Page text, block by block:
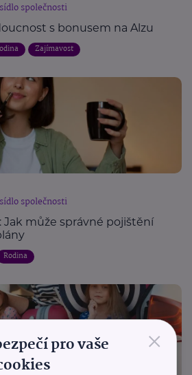
společnosti
s bonusem na Alzu
Zajímavost
společnosti
Jak může správné pojištění
Rodina
×
pro vaše